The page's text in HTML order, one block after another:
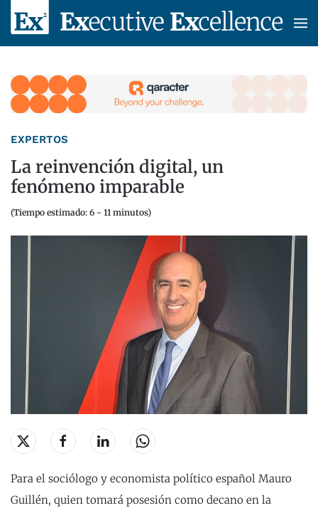
Skip to main content
EXPERTOS
La reinvención digital, un
fenómeno imparable
(Tiempo estimado: 6 - 11 minutos)
Para el sociólogo y economista político español Mauro
Guillén, quien tomará posesión como decano en la